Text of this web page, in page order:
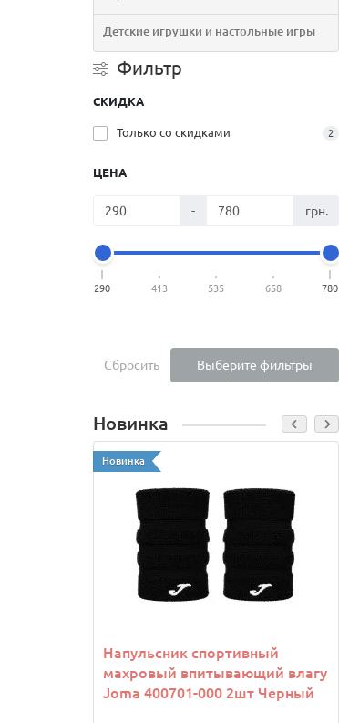
Детские игрушки и настольные игры
Фильтр
СКИДКА
Только со cкидками 2
ЦЕНА
- грн.
290 413 535 658 780
Сбросить Выберите фильтры
Новинка
Новинка
Напульсник спортивный
махровый впитывающий влагу
Joma 400701-000 2шт Черный